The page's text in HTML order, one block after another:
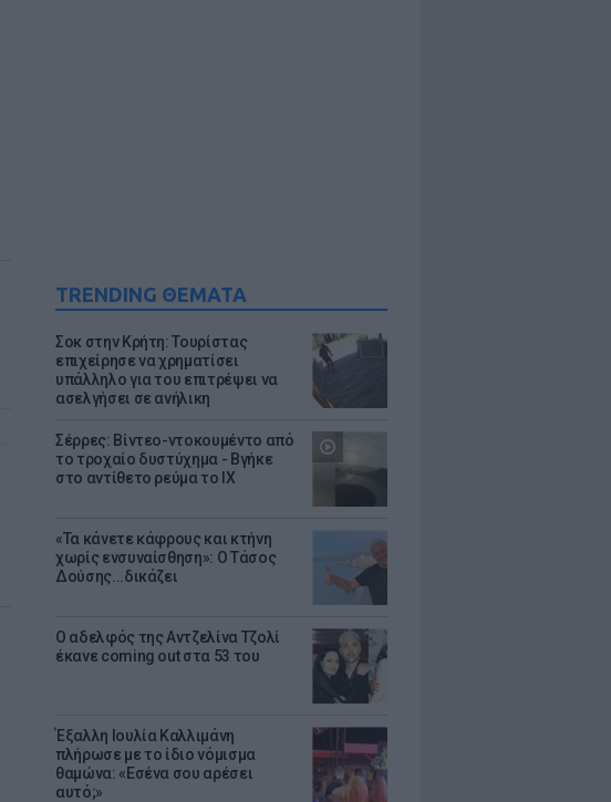
TRENDING ΘΕΜΑΤΑ
Σοκ στην Κρήτη: Τουρίστας
επιχείρησε να χρηματίσει
υπάλληλο για του επιτρέψει να
ασελγήσει σε ανήλικη
Σέρρες: Βίντεο-ντοκουμέντο από
το τροχαίο δυστύχημα - Βγήκε
στο αντίθετο ρεύμα το ΙΧ
«Τα κάνετε κάφρους και κτήνη
χωρίς ενσυναίσθηση»: Ο Τάσος
Δούσης...δικάζει
Ο αδελφός της Αντζελίνα Τζολί
έκανε coming out στα 53 του
Έξαλλη Ιουλία Καλλιμάνη
πλήρωσε με το ίδιο νόμισμα
θαμώνα: «Εσένα σου αρέσει
αυτό;»